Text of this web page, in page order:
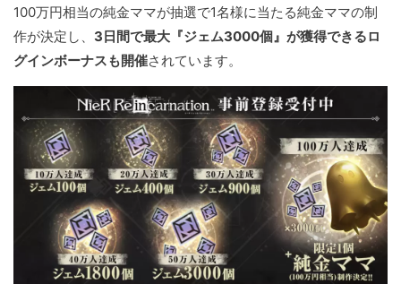
100万円相当の純金ママが抽選で1名様に当たる純金ママの制
作が決定し、 3日間で最大『ジェム3000個』が獲得できるロ
グインボーナスも開催されています。